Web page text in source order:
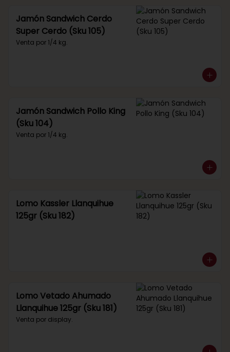
Jamón Sandwich Cerdo
Super Cerdo (Sku 105)
Venta por 1/4 kg.
Jamón Sandwich Pollo King
(Sku 104)
Venta por 1/4 kg.
Lomo Kassler Llanquihue
125gr (Sku 182)
Lomo Vetado Ahumado
Llanquihue 125gr (Sku 181)
Venta por display.